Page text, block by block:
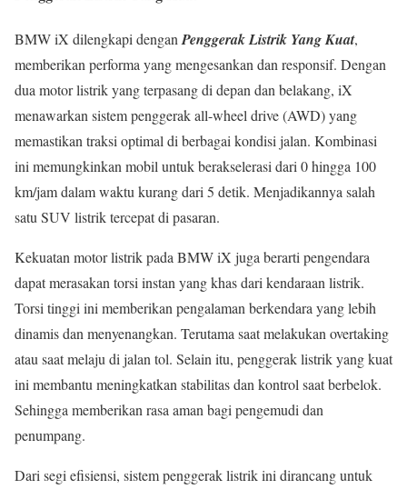
BMW iX dilengkapi dengan Penggerak Listrik Yang Kuat,
memberikan performa yang mengesankan dan responsif. Dengan
dua motor listrik yang terpasang di depan dan belakang, iX
menawarkan sistem penggerak all-wheel drive (AWD) yang
memastikan traksi optimal di berbagai kondisi jalan. Kombinasi
ini memungkinkan mobil untuk berakselerasi dari 0 hingga 100
km/jam dalam waktu kurang dari 5 detik. Menjadikannya salah
satu SUV listrik tercepat di pasaran.
Kekuatan motor listrik pada BMW iX juga berarti pengendara
dapat merasakan torsi instan yang khas dari kendaraan listrik.
Torsi tinggi ini memberikan pengalaman berkendara yang lebih
dinamis dan menyenangkan. Terutama saat melakukan overtaking
atau saat melaju di jalan tol. Selain itu, penggerak listrik yang kuat
ini membantu meningkatkan stabilitas dan kontrol saat berbelok.
Sehingga memberikan rasa aman bagi pengemudi dan
penumpang.
Dari segi efisiensi, sistem penggerak listrik ini dirancang untuk